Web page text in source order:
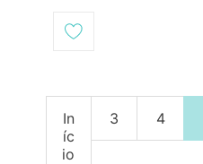
In
íc
io
3 4